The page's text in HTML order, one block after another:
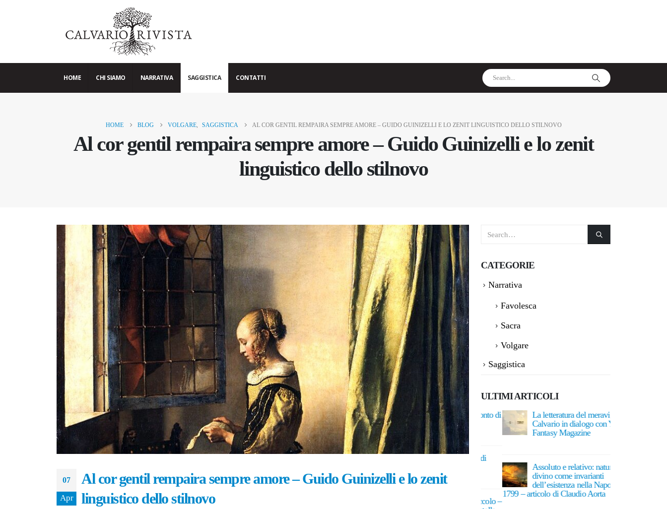
HOME CHI SIAMO NARRATIVA SAGGISTICA CONTATTI
HOME BLOG VOLGARE, SAGGISTICA AL COR GENTIL REMPAIRA SEMPRE AMORE – GUIDO GUINIZELLI E LO ZENIT LINGUISTICO DELLO STILNOVO
Al cor gentil rempaira sempre amore – Guido Guinizelli e lo zenit
linguistico dello stilnovo
07
Apr
Al cor gentil rempaira sempre amore – Guido Guinizelli e lo zenit
linguistico dello stilnovo
CATEGORIE
Narrativa
Favolesca
Sacra
Volgare
Saggistica
ULTIMI ARTICOLI
Senza chiavistelli – racconto di
Desiree Ceccarelli
2 Agosto 2026
29 Giugno 2026
Le Cronache di Pontepiccolo –
La letteratura del meraviglioso:
Calvario in dialogo con Yorick
Fantasy Magazine
15 Giugno 2026
divino come invarianti
dell’esistenza nella Napoli del
Senza chiavistelli – racconto di
Desiree Ceccarelli
2 Agosto 2026
29 Giugno 2026
La letteratura del meraviglioso:
Calvario in dialogo con Yorick
Fantasy Magazine
Assoluto e relativo: natura e
divino come invarianti
dell’esistenza nella Napoli del
1799 – articolo di Claudio Aorta
7 Giugno 2026